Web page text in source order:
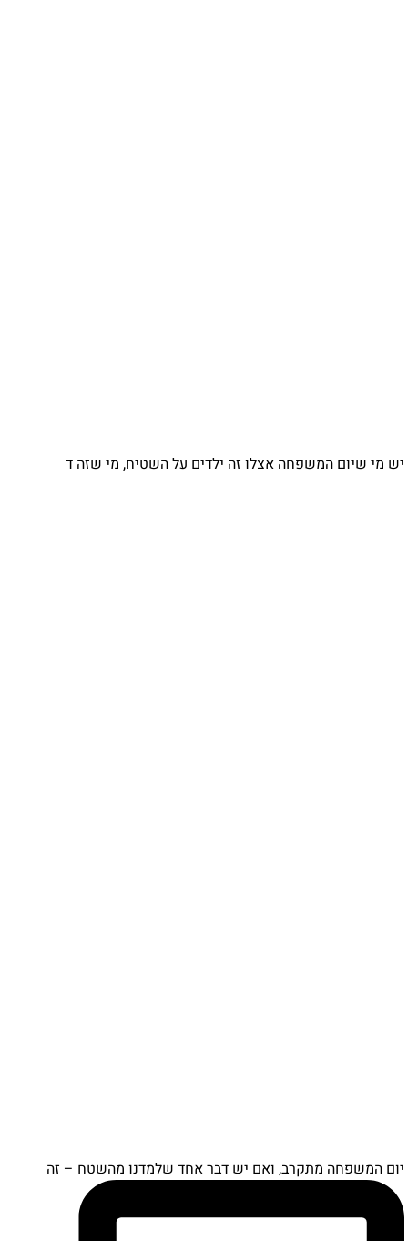
יש מי שיום המשפחה אצלו זה ילדים על השטיח, מי שזה ד
יום המשפחה מתקרב, ואם יש דבר אחד שלמדנו מהשטח – זה